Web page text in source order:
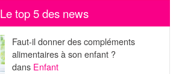
Le top 5 des news
Faut-il donner des compléments
alimentaires à son enfant ?
dans Enfant